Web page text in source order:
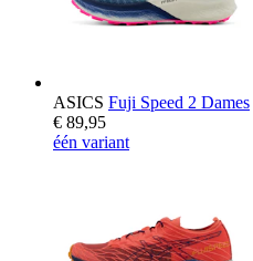
ASICS Fuji Speed 2 Dames
€ 89,95
één variant